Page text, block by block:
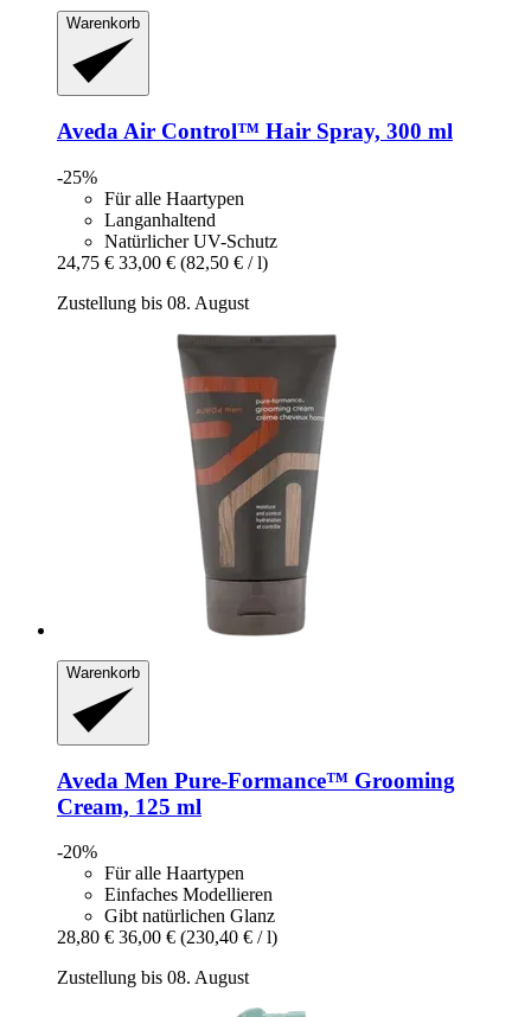
Warenkorb
Aveda Air Control™ Hair Spray, 300 ml
-25%
Für alle Haartypen
Langanhaltend
Natürlicher UV-Schutz
24,75 € 33,00 € (82,50 € / l)
Zustellung bis 08. August
Warenkorb
Aveda Men Pure-​Formance™ Grooming
Cream, 125 ml
-20%
Für alle Haartypen
Einfaches Modellieren
Gibt natürlichen Glanz
28,80 € 36,00 € (230,40 € / l)
Zustellung bis 08. August